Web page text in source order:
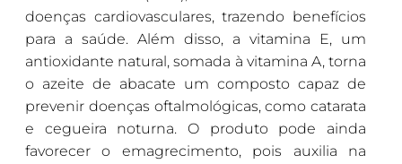
doenças cardiovasculares, trazendo benefícios
para a saúde. Além disso, a vitamina E, um
antioxidante natural, somada à vitamina A, torna
o azeite de abacate um composto capaz de
prevenir doenças oftalmológicas, como catarata
e cegueira noturna. O produto pode ainda
favorecer o emagrecimento, pois auxilia na